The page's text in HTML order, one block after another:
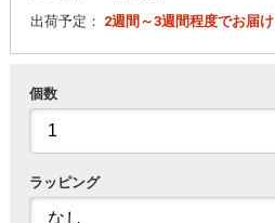
出荷予定： 2週間～3週間程度でお届け
個数
ラッピング